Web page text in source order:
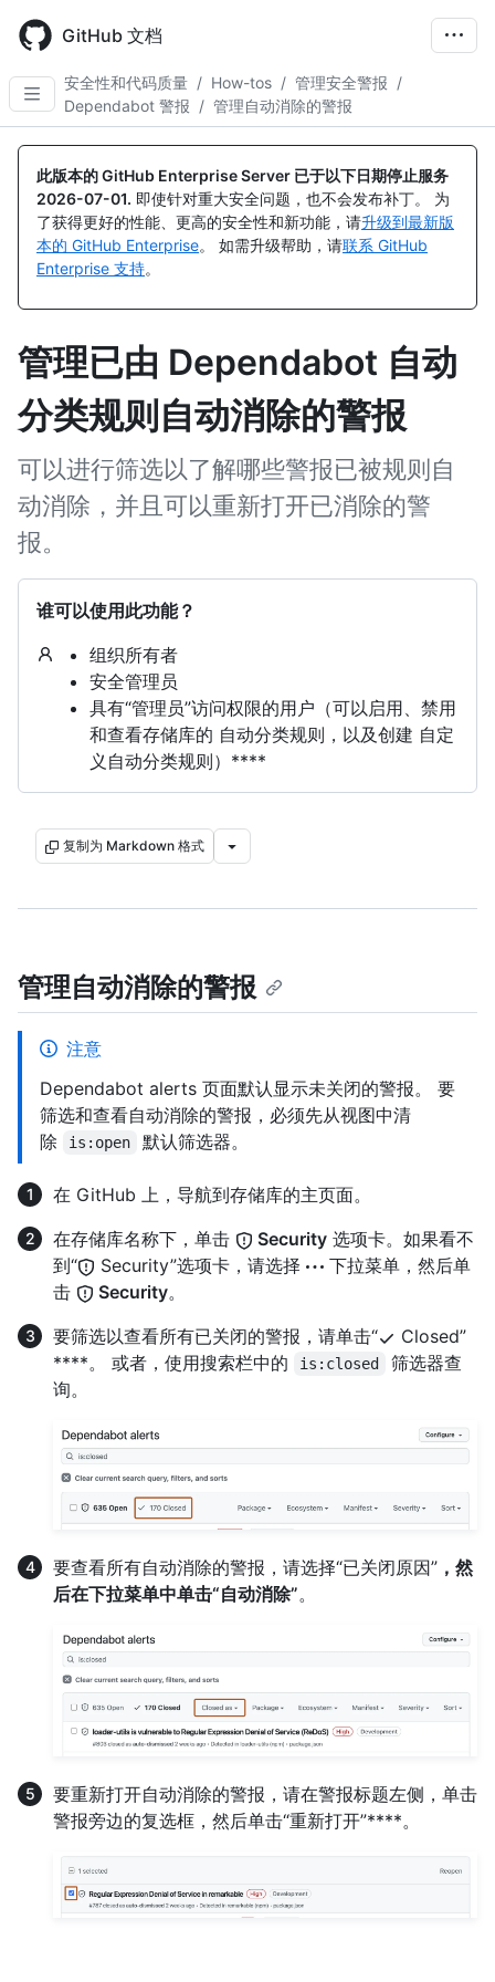
main
content
GitHub 文档
安全性和代码质量 / How-tos / 管理安全警报 /
Dependabot 警报 / 管理自动消除的警报
此版本的 GitHub Enterprise Server 已于以下日期停止服务
2026-07-01. 即使针对重大安全问题，也不会发布补丁。 为
了获得更好的性能、更高的安全性和新功能，请升级到最新版
本的 GitHub Enterprise。 如需升级帮助，请联系 GitHub
Enterprise 支持。
管理已由 Dependabot 自动
分类规则自动消除的警报
可以进行筛选以了解哪些警报已被规则自
动消除，并且可以重新打开已消除的警
报。
谁可以使用此功能？
组织所有者
安全管理员
具有“管理员”访问权限的用户（可以启用、禁用
和查看存储库的 自动分类规则，以及创建 自定
义自动分类规则）****
复制为 Markdown 格式
管理自动消除的警报
注意
Dependabot alerts 页面默认显示未关闭的警报。 要
筛选和查看自动消除的警报，必须先从视图中清
除
is:open 默认筛选器。
在 GitHub 上，导航到存储库的主页面。
在存储库名称下，单击
Security 选项卡。如果看不
到“
Security”选项卡，请选择
下拉菜单，然后单
击
Security。
要筛选以查看所有已关闭的警报，请单击“
Closed”
****。 或者，使用搜索栏中的
is:closed
筛选器查
询。
要查看所有自动消除的警报，请选择“已关闭原因” ，然
后在下拉菜单中单击“自动消除”。
要重新打开自动消除的警报，请在警报标题左侧，单击
警报旁边的复选框，然后单击“重新打开”****。